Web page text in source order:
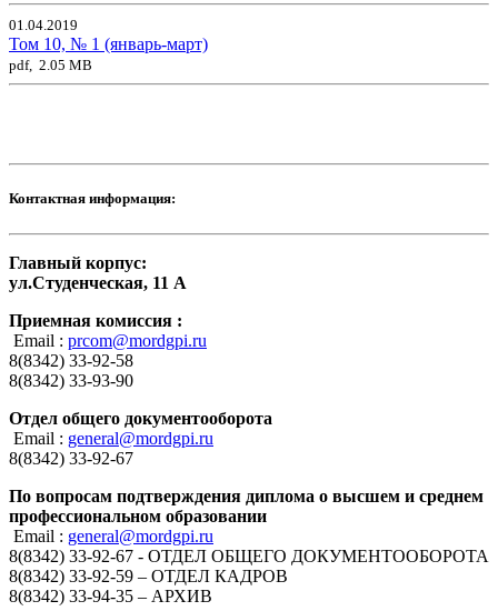
01.04.2019
Том 10, № 1 (январь-март)
pdf, 2.05 MB
Контактная информация:
Главный корпус:
ул.Студенческая, 11 А
Приемная комиссия :
Email : prcom@mordgpi.ru
8(8342) 33-92-58
8(8342) 33-93-90
Отдел общего документооборота
Email : general@mordgpi.ru
8(8342) 33-92-67
По вопросам подтверждения диплома о высшем и среднем
профессиональном образовании
Email : general@mordgpi.ru
8(8342) 33-92-67 - ОТДЕЛ ОБЩЕГО ДОКУМЕНТООБОРОТА
8(8342) 33-92-59 – ОТДЕЛ КАДРОВ
8(8342) 33-94-35 – АРХИВ